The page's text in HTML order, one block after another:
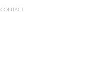
CONTACT